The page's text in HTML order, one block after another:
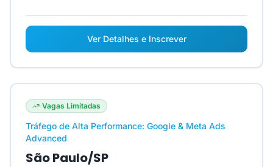
Ver Detalhes e Inscrever
Vagas Limitadas
Tráfego de Alta Performance: Google & Meta Ads
Advanced
São Paulo/SP